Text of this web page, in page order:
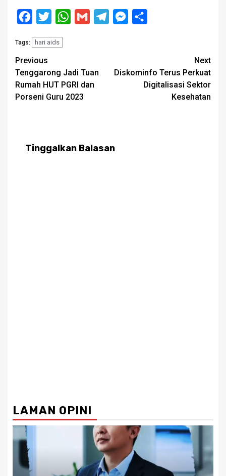
Facebook
Twitter WhatsApp
Gmail TelegramMessenger
Tags: hari aids
Post
navigation
Previous
Tenggarong Jadi Tuan
Rumah HUT PGRI dan
Porseni Guru 2023
Next
Diskominfo Terus Perkuat
Digitalisasi Sektor
Kesehatan
Tinggalkan Balasan
LAMAN OPINI